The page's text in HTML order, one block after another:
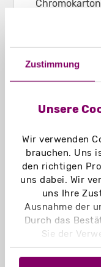
Zustimmung
Unsere
Wir verwenden
brauchen. Uns
den richtigen
uns dabei. Wir
uns Ihre
Ausnahme der
Durch das
Sie der
Cookies Sie
Naturkarton
Naturkarton
Eignet sich
A3 bis ca. 61